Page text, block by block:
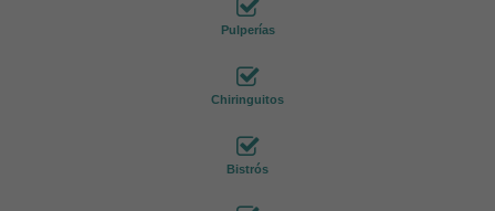
Pulperías
Chiringuitos
Bistrós